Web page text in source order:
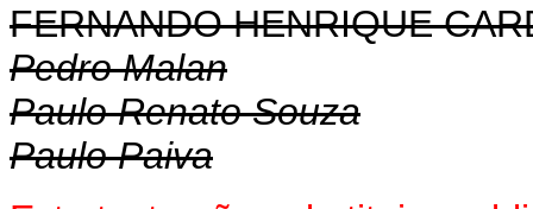
FERNANDO HENRIQUE
Pedro Malan
Paulo Renato Souza
Paulo Paiva